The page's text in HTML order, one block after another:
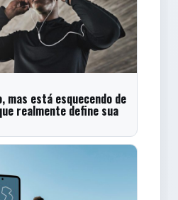
mas está esquecendo de
realmente define sua